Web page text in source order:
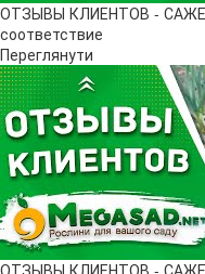
ОТЗЫВЫ КЛИЕНТОВ -
соответствие
Переглянути
ОТЗЫВЫ КЛИЕНТОВ -